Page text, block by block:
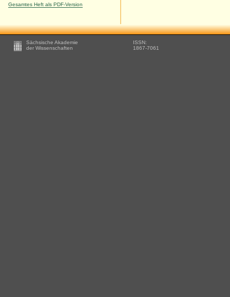
Gesamtes Heft als PDF-Version
Footer
Sächsische Akademie
der Wissenschaften
ISSN:
1867-7061